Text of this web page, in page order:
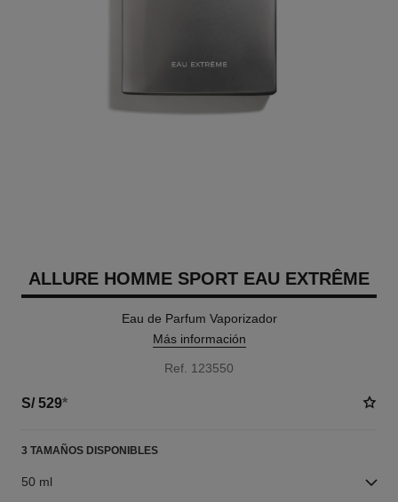
ALLURE HOMME SPORT EAU EXTRÊME
Eau de Parfum Vaporizador
Más información
Ref. 123550
S/ 529*
3 TAMAÑOS DISPONIBLES
50 ml